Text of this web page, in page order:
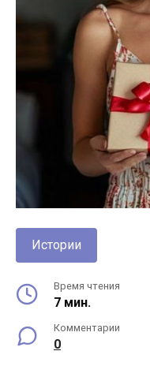
Истории
Время чтения
7 мин.
Комментарии
0